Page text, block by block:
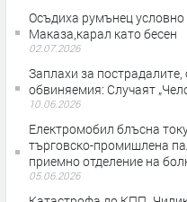
Осъдиха румънец
Маказа,карал като бесен
02.07.2026
Заплахи за
обвиняемия: Случаят
10.06.2026
Електромобил блъсна
търговско-промишлена
приемно отделение на
05.06.2026